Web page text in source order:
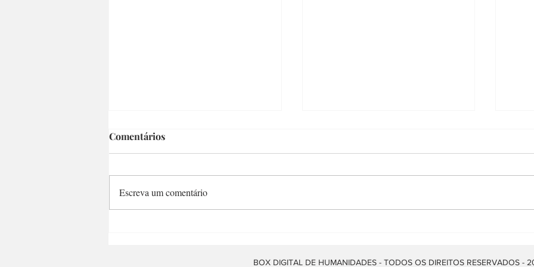
produção do espaço urbano
Comentários
Escreva um comentário
BOX DIGITAL DE HUMANIDADES - TODOS OS DIREITOS RESERVADOS -